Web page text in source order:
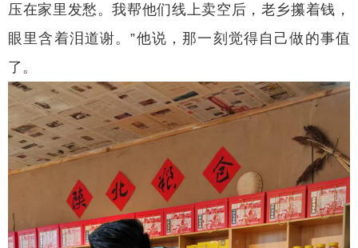
压在家里发愁。我帮他们线上卖空后，老乡攥着钱，
眼里含着泪道谢。”他说，那一刻觉得自己做的事值
了。